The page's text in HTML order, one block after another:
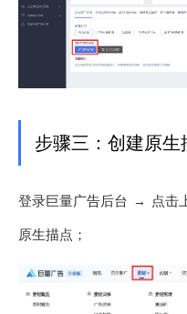
步骤三：创建原生
登录巨量广告后台 → 点击
原生描点；